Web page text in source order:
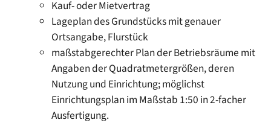
Kauf- oder Mietvertrag
Lageplan des Grundstücks mit genauer
Ortsangabe, Flurstück
maßstabgerechter Plan der Betriebsräume mit
Angaben der Quadratmetergrößen, deren
Nutzung und Einrichtung; möglichst
Einrichtungsplan im Maßstab 1:50 in 2-facher
Ausfertigung.